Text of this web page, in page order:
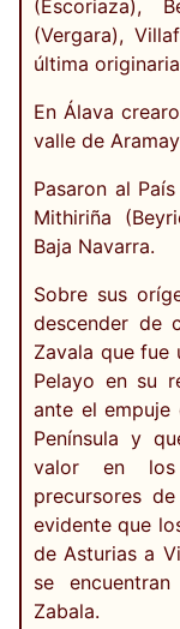
(Escoriaza),
(Vergara),
última
En Álava
valle de
Pasaron al
Mithiriña
Baja Navarra.
Sobre sus
descender de
Zavala que fue
Pelayo en su
ante el empuje
Península y
valor en los
precursores
evidente que
de Asturias a
se
Zabala.